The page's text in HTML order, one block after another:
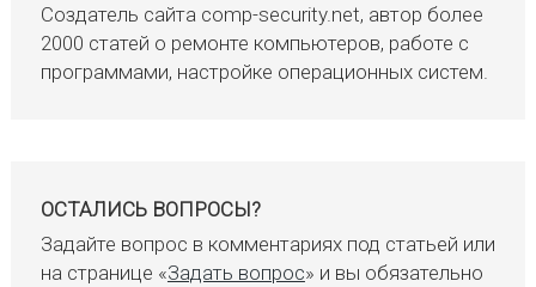
Создатель сайта comp-security.net, автор более
2000 статей о ремонте компьютеров, работе с
программами, настройке операционных систем.
ОСТАЛИСЬ ВОПРОСЫ?
Задайте вопрос в комментариях под статьей или
на странице «Задать вопрос» и вы обязательно